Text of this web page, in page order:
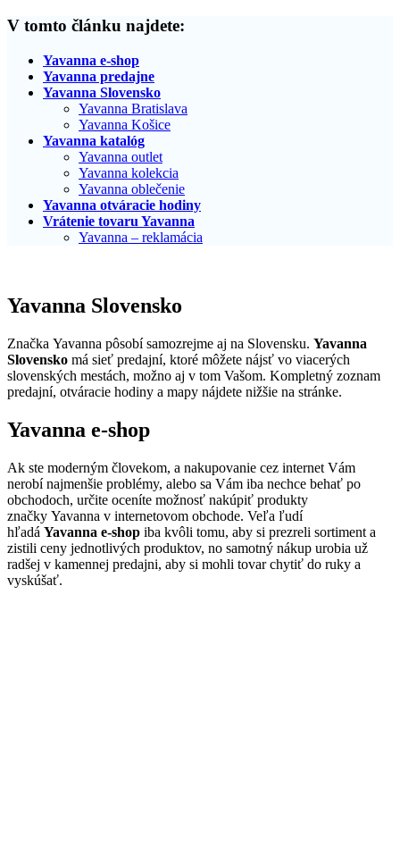
V tomto článku najdete:
Yavanna e-shop
Yavanna predajne
Yavanna Slovensko
Yavanna Bratislava
Yavanna Košice
Yavanna katalóg
Yavanna outlet
Yavanna kolekcia
Yavanna oblečenie
Yavanna otváracie hodiny
Vrátenie tovaru Yavanna
Yavanna – reklamácia
Yavanna Slovensko
Značka Yavanna pôsobí samozrejme aj na Slovensku. Yavanna
Slovensko má sieť predajní, ktoré môžete nájsť vo viacerých
slovenských mestách, možno aj v tom Vašom. Kompletný zoznam
predajní, otváracie hodiny a mapy nájdete nižšie na stránke.
Yavanna e-shop
Ak ste moderným človekom, a nakupovanie cez internet Vám
nerobí najmenšie problémy, alebo sa Vám iba nechce behať po
obchodoch, určite oceníte možnosť nakúpiť produkty
značky Yavanna v internetovom obchode. Veľa ľudí
hľadá Yavanna e-shop iba kvôli tomu, aby si prezreli sortiment a
zistili ceny jednotlivých produktov, no samotný nákup urobia už
radšej v kamennej predajni, aby si mohli tovar chytiť do ruky a
vyskúšať.